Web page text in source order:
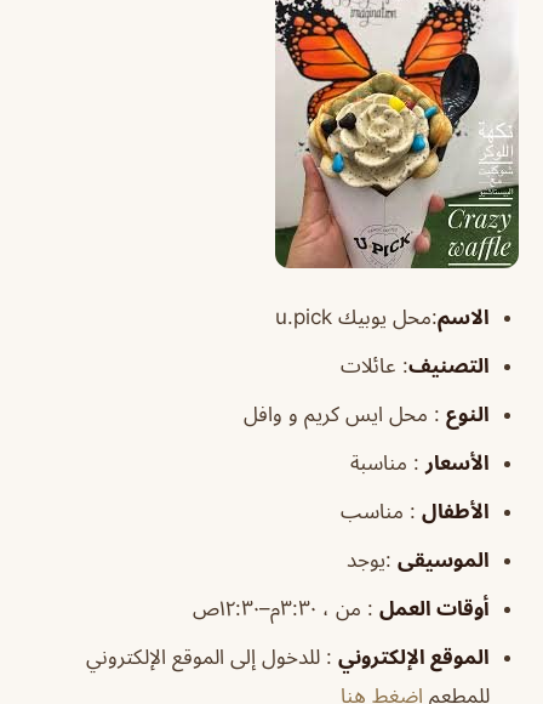
الاسم:محل يوبيك u.pick
التصنيف: عائلات
النوع : محل ايس كريم و وافل
الأسعار : مناسبة
الأطفال : مناسب
الموسيقى :يوجد
أوقات العمل : من ، ٣:٣٠م–١٢:٣٠ص
الموقع الإلكتروني : للدخول إلى الموقع الإلكتروني
للمطعم إضغط هنا